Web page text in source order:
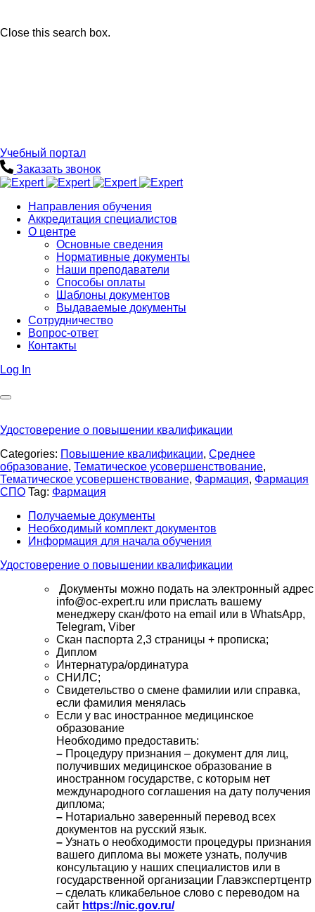
Close this search box.
Учебный портал
Заказать звонок
Направления обучения
Аккредитация специалистов
О центре
Основные сведения
Нормативные документы
Наши преподаватели
Способы оплаты
Шаблоны документов
Выдаваемые документы
Сотрудничество
Вопрос-ответ
Контакты
Log In
Удостоверение о повышении квалификации
Categories: Повышение квалификации, Среднее
образование, Тематическое усовершенствование,
Тематическое усовершенствование, Фармация, Фармация
СПО Tag: Фармация
Получаемые документы
Необходимый комплект документов
Информация для начала обучения
Удостоверение о повышении квалификации
Документы можно подать на электронный адрес
info@oc-expert.ru или прислать вашему
менеджеру скан/фото на email или в WhatsApp,
Telegram, Viber
Скан паспорта 2,3 страницы + прописка;
Диплом
Интернатура/ординатура
СНИЛС;
Свидетельство о смене фамилии или справка,
если фамилия менялась
Если у вас иностранное медицинское
образование
Необходимо предоставить:
– Процедуру признания – документ для лиц,
получивших медицинское образование в
иностранном государстве, с которым нет
международного соглашения на дату получения
диплома;
– Нотариально заверенный перевод всех
документов на русский язык.
– Узнать о необходимости процедуры признания
вашего диплома вы можете узнать, получив
консультацию у наших специалистов или в
государственной организации Главэкспертцентр
– сделать кликабельное слово с переводом на
сайт https://nic.gov.ru/